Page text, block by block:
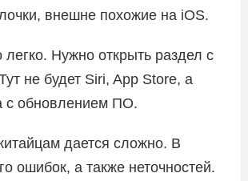
внешне похожие на iOS.
легко. Нужно открыть раздел с
не будет Siri, App Store, а
с обновлением ПО.
дается сложно. В
ошибок, а также неточностей.